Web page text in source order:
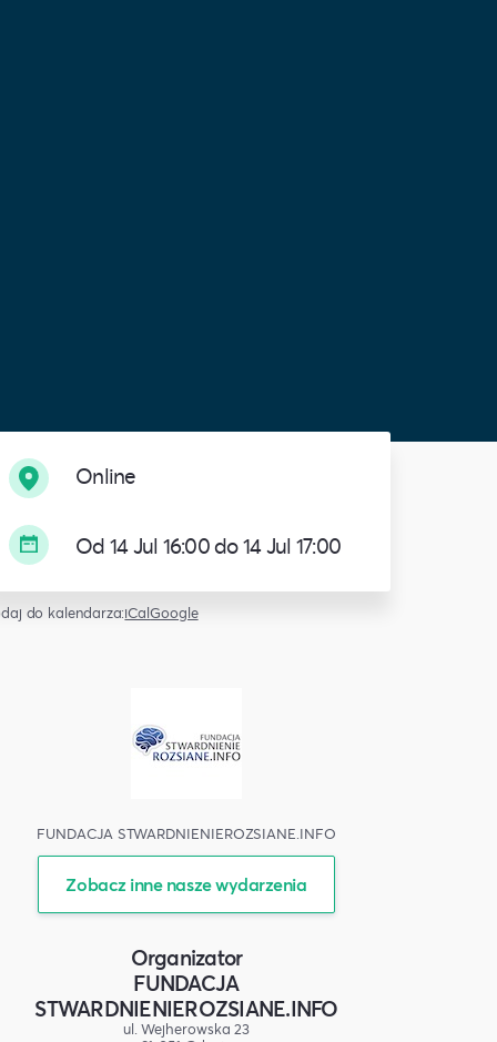
Online
Od 14 Jul 16:00 do 14 Jul 17:00
do kalendarza:iCalGoogle
FUNDACJA STWARDNIENIEROZSIANE.INFO
Zobacz inne nasze wydarzenia
Organizator
FUNDACJA
STWARDNIENIEROZSIANE.INFO
ul. Wejherowska 23